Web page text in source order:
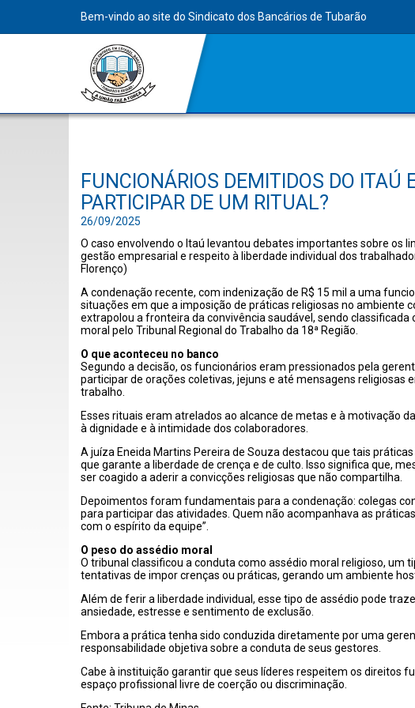
Bem-vindo ao site do Sindicato dos Bancários de Tubarão
FUNCIONÁRIOS DEMITIDOS DO ITAÚ
PARTICIPAR DE UM RITUAL?
26/09/2025
O caso envolvendo o Itaú levantou debates importantes sobre os
gestão empresarial e respeito à liberdade individual dos
Florenço)
A condenação recente, com indenização de R$ 15 mil a uma
situações em que a imposição de práticas religiosas no ambiente
extrapolou a fronteira da convivência saudável, sendo classificada
moral pelo Tribunal Regional do Trabalho da 18ª Região.
O que aconteceu no banco
Segundo a decisão, os funcionários eram pressionados pela
participar de orações coletivas, jejuns e até mensagens religiosas
trabalho.
Esses rituais eram atrelados ao alcance de metas e à motivação
à dignidade e à intimidade dos colaboradores.
A juíza Eneida Martins Pereira de Souza destacou que tais
que garante a liberdade de crença e de culto. Isso significa que,
ser coagido a aderir a convicções religiosas que não compartilha.
Depoimentos foram fundamentais para a condenação: colegas
para participar das atividades. Quem não acompanhava as
com o espírito da equipe”.
O peso do assédio moral
O tribunal classificou a conduta como assédio moral religioso, um
tentativas de impor crenças ou práticas, gerando um ambiente
Além de ferir a liberdade individual, esse tipo de assédio pode
ansiedade, estresse e sentimento de exclusão.
Embora a prática tenha sido conduzida diretamente por uma
responsabilidade objetiva sobre a conduta de seus gestores.
Cabe à instituição garantir que seus líderes respeitem os direitos
espaço profissional livre de coerção ou discriminação.